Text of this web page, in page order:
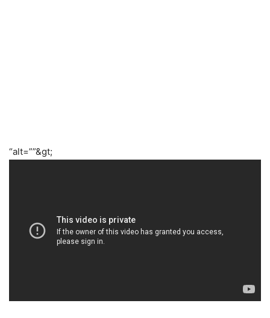
“alt=””&gt;